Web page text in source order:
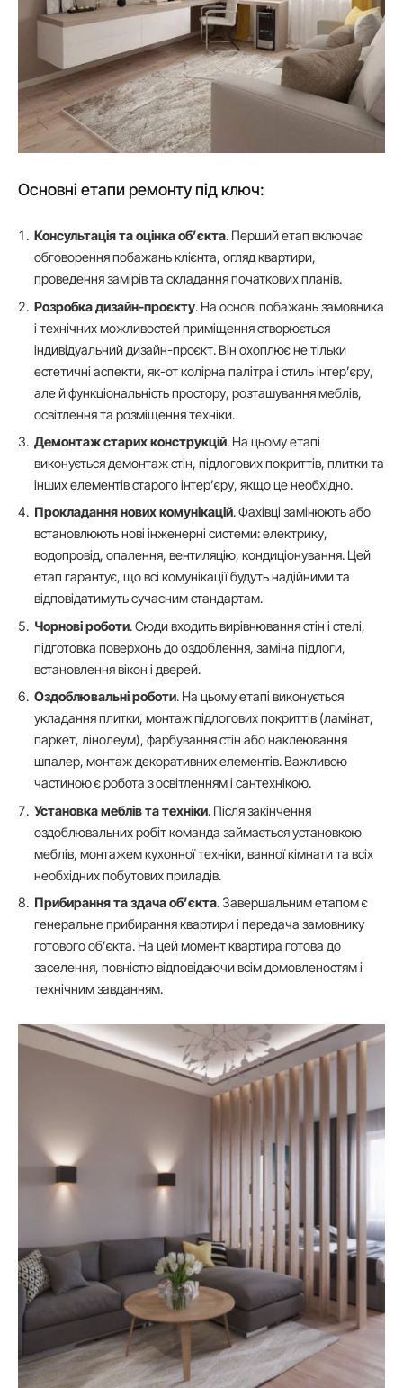
Основні етапи ремонту під ключ:
Консультація та оцінка об’єкта. Перший етап включає
обговорення побажань клієнта, огляд квартири,
проведення замірів та складання початкових планів.
Розробка дизайн-проєкту. На основі побажань замовника
і технічних можливостей приміщення створюється
індивідуальний дизайн-проєкт. Він охоплює не тільки
естетичні аспекти, як-от колірна палітра і стиль інтер’єру,
але й функціональність простору, розташування меблів,
освітлення та розміщення техніки.
Демонтаж старих конструкцій. На цьому етапі
виконується демонтаж стін, підлогових покриттів, плитки та
інших елементів старого інтер’єру, якщо це необхідно.
Прокладання нових комунікацій. Фахівці замінюють або
встановлюють нові інженерні системи: електрику,
водопровід, опалення, вентиляцію, кондиціонування. Цей
етап гарантує, що всі комунікації будуть надійними та
відповідатимуть сучасним стандартам.
Чорнові роботи. Сюди входить вирівнювання стін і стелі,
підготовка поверхонь до оздоблення, заміна підлоги,
встановлення вікон і дверей.
Оздоблювальні роботи. На цьому етапі виконується
укладання плитки, монтаж підлогових покриттів (ламінат,
паркет, лінолеум), фарбування стін або наклеювання
шпалер, монтаж декоративних елементів. Важливою
частиною є робота з освітленням і сантехнікою.
Установка меблів та техніки. Після закінчення
оздоблювальних робіт команда займається установкою
меблів, монтажем кухонної техніки, ванної кімнати та всіх
необхідних побутових приладів.
Прибирання та здача об’єкта. Завершальним етапом є
генеральне прибирання квартири і передача замовнику
готового об’єкта. На цей момент квартира готова до
заселення, повністю відповідаючи всім домовленостям і
технічним завданням.